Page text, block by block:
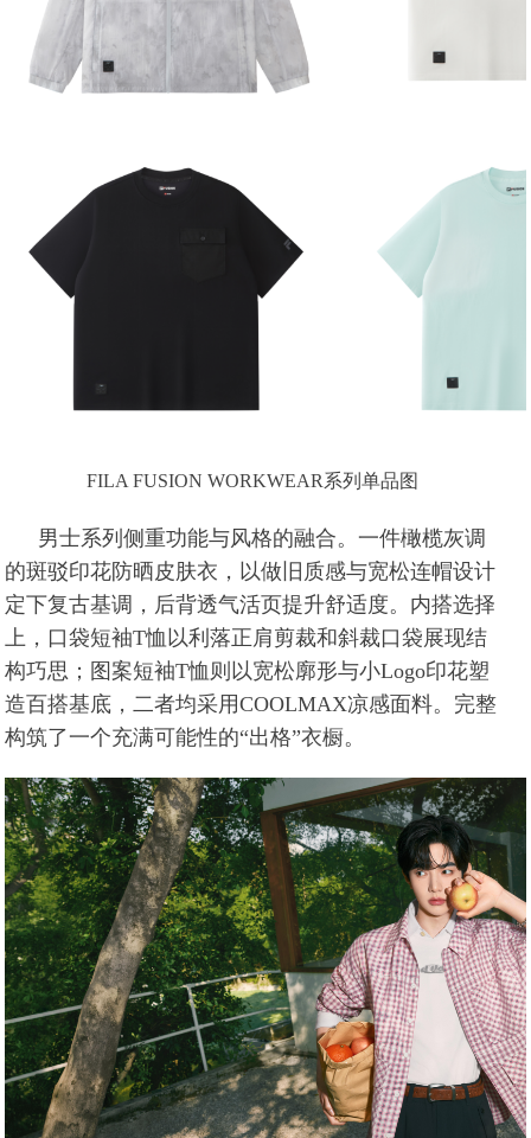
FILA FUSION WORKWEAR系列单品图
男士系列侧重功能与风格的融合。一件橄榄灰调
的斑驳印花防晒皮肤衣，以做旧质感与宽松连帽设计
定下复古基调，后背透气活页提升舒适度。内搭选择
上，口袋短袖T恤以利落正肩剪裁和斜裁口袋展现结
构巧思；图案短袖T恤则以宽松廓形与小Logo印花塑
造百搭基底，二者均采用COOLMAX凉感面料。完整
构筑了一个充满可能性的“出格”衣橱。